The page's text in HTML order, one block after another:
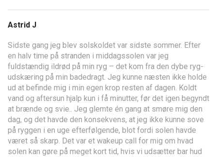
Astrid J
Sidste gang jeg blev solskoldet var sidste sommer. Efter
en halv time på stranden i middagssolen var jeg
fuldstændig ildrød på min ryg – det kom fra den dybe ryg-
udskæring på min badedragt. Jeg kunne næsten ikke holde
ud at befinde mig i min egen krop resten af dagen. Koldt
vand og aftersun hjalp kun i få minutter, før det igen begyndt
at brænde og svie.. Jeg glemte én gang at smøre mig den
dag, og det havde den konsekvens, at jeg ikke kunne sove
på ryggen i en uge efterfølgende, blot fordi solen havde
været så skarp. Det var et wakeup call for mig om hvad
solen kan gøre på meget kort tid, hvis vi udsætter bar hud